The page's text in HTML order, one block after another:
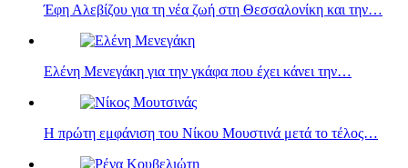
Έφη Αλεβίζου για τη νέα ζωή στη Θεσσαλονίκη και την…
Ελένη Μενεγάκη για την γκάφα που έχει κάνει την…
Η πρώτη εμφάνιση του Νίκου Μουστινά μετά το τέλος…